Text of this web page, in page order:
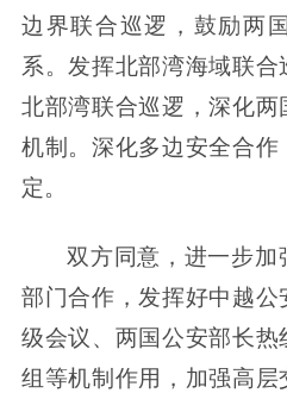
边界联合巡逻，鼓励两
系。发挥北部湾海域联
北部湾联合巡逻，深化
机制。深化多边安全合
定。
双方同意，进一步加
部门合作，发挥好中越
级会议、两国公安部长
组等机制作用，加强高